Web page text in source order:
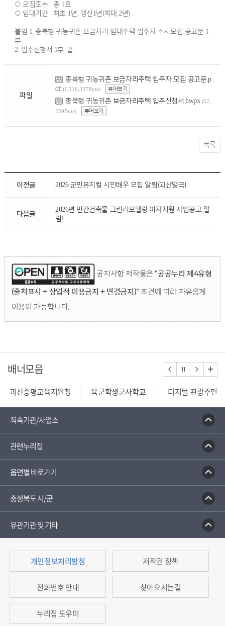
○ 모집호수 : 총 1호
○ 임대기간 : 최초 1년, 갱신1년(최대 2년)
붙임 1. 충북형 귀농귀촌 보금자리 임대주택 입주자 수시모집 공고문 1
부.
2. 입주신청서 1부. 끝.
파일
충북형 귀농귀촌 보금자리주택 입주자 모집 공고문.p
df (1,216,337Byte) 뷰어보기
충북형 귀농귀촌 보금자리주택 입주신청서.hwpx (52,
259Byte)
뷰어보기
목록
이전글 2026 군민뮤지컬 시민배우 모집 알림(괴산별곡)
다음글
2026년 민간건축물 그린리모델링 이자지원 사업공고 알
림!
공지사항 저작물은 "공공누리 제4유형
(출처표시 + 상업적 이용금지 + 변경금지)" 조건에 따라 자유롭게
이용이 가능합니다.
배너모음
괴산증평교육지원청 육군학생군사학교
디지털 관광주민증
직속기관/사업소
관련누리집
읍면별 바로가기
충청북도 시/군
유관기관 및 기타
개인정보처리방침 저작권 정책
전화번호 안내 찾아오시는길
누리집 도우미